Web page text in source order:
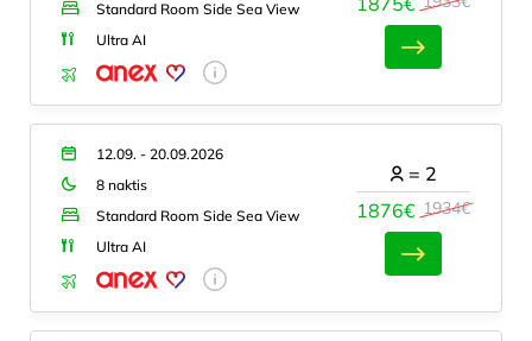
Standard Room Side Sea View
Ultra AI
12.09. - 20.09.2026
8 naktis
Standard Room Side Sea View
Ultra AI
1876€ 1934€
= 2